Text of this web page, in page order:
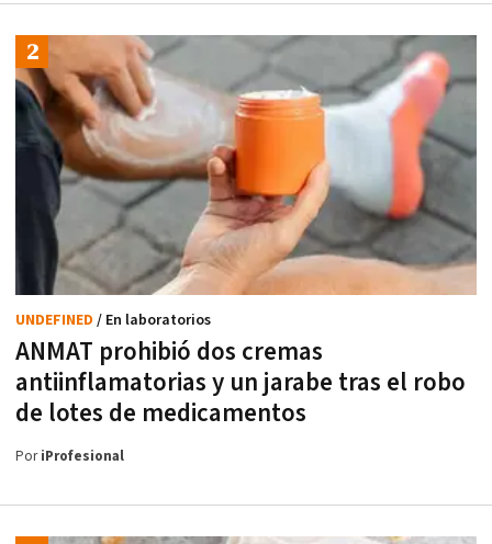
ANMAT prohibió dos cremas
antiinflamatorias y un jarabe tras el robo
de lotes de medicamentos
UNDEFINED / En laboratorios
PoriProfesional